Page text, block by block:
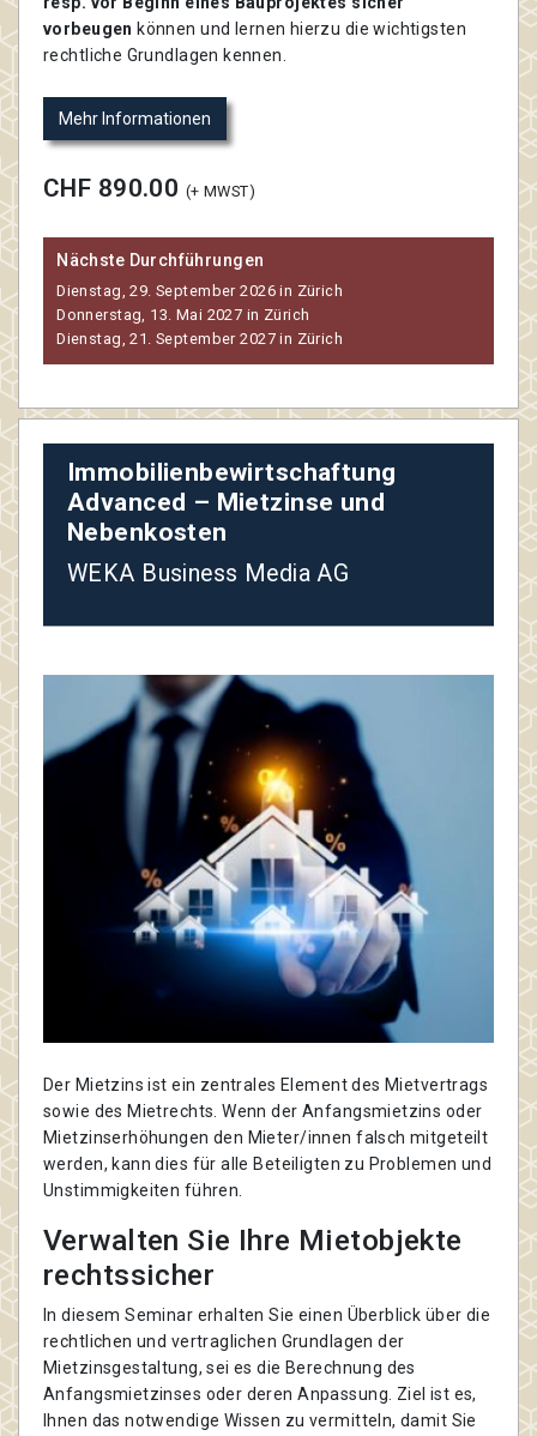
vorbeugen können und lernen hierzu die wichtigsten
rechtliche Grundlagen kennen.
Mehr Informationen
CHF 890.00 (+ MWST)
Nächste Durchführungen
Dienstag, 29. September 2026 in Zürich
Donnerstag, 13. Mai 2027 in Zürich
Dienstag, 21. September 2027 in Zürich
Immobilienbewirtschaftung
Advanced – Mietzinse und
Nebenkosten
WEKA Business Media AG
Der Mietzins ist ein zentrales Element des Mietvertrags
sowie des Mietrechts. Wenn der Anfangsmietzins oder
Mietzinserhöhungen den Mieter/innen falsch mitgeteilt
werden, kann dies für alle Beteiligten zu Problemen und
Unstimmigkeiten führen.
Verwalten Sie Ihre Mietobjekte
rechtssicher
In diesem Seminar erhalten Sie einen Überblick über die
rechtlichen und vertraglichen Grundlagen der
Mietzinsgestaltung, sei es die Berechnung des
Anfangsmietzinses oder deren Anpassung. Ziel ist es,
Ihnen das notwendige Wissen zu vermitteln, damit Sie